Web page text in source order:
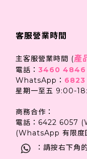
客服營業時間
主客服營業時間 (產
電話： 3460 4846
WhatsApp：
星期一至五 9:00-
商務合作：
電話：6422 6057
(WhatsApp 有限度
：請按右下角